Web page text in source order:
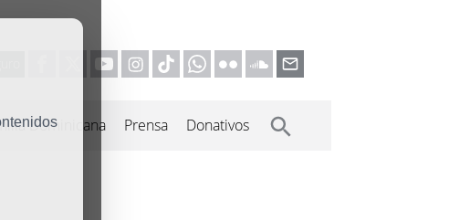
Dominicana Prensa Donativos